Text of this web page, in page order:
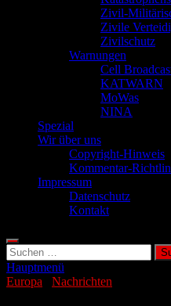
Zivil-
Zivile
Zivilschutz
Warnungen
Cell
KATWARN
MoWas
NINA
Spezial
Wir über uns
Copyright-Hinweis
Kommentar-
Impressum
Datenschutz
Kontakt
Suchen
nach:
Hauptmenü
Europa
Nachrichten